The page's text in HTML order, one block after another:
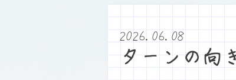
2026.06.08
ターンの向